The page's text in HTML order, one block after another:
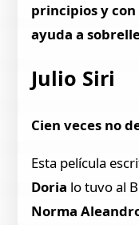
principios y
ayuda a
Julio Siri
Cien veces no
Esta película
Doria lo tuvo al
Norma